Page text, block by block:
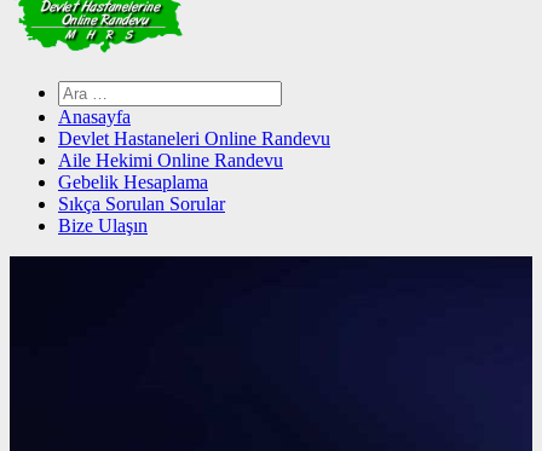
Arama:
Anasayfa
Devlet Hastaneleri Online Randevu
Aile Hekimi Online Randevu
Gebelik Hesaplama
Sıkça Sorulan Sorular
Bize Ulaşın